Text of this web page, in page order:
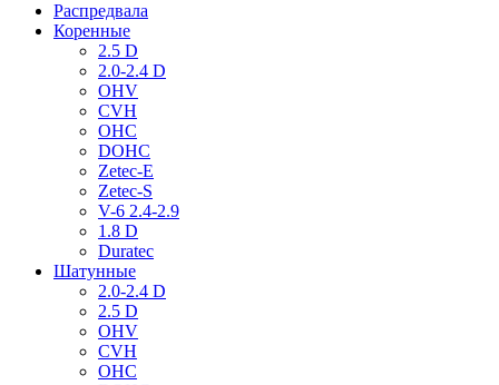
Распредвала
Коренные
2.5 D
2.0-2.4 D
OHV
CVH
OHC
DOHC
Zetec-E
Zetec-S
V-6 2.4-2.9
1.8 D
Duratec
Шатунные
2.0-2.4 D
2.5 D
OHV
CVH
OHC